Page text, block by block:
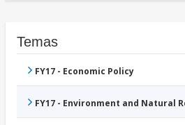
Temas
FY17 - Economic Policy
FY17 - Environment and Natural